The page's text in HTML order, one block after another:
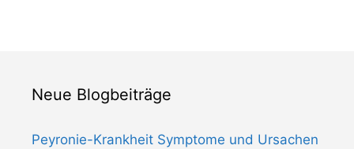
Neue Blogbeiträge
Peyronie-Krankheit Symptome und Ursachen